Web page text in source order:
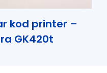
kod printer –
GK420t